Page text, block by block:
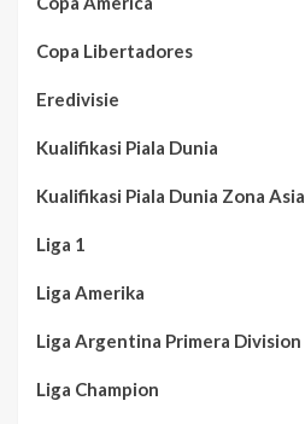
Copa Libertadores
Eredivisie
Kualifikasi Piala Dunia
Kualifikasi Piala Dunia Zona Asia
Liga 1
Liga Amerika
Liga Argentina Primera Division
Liga Champion